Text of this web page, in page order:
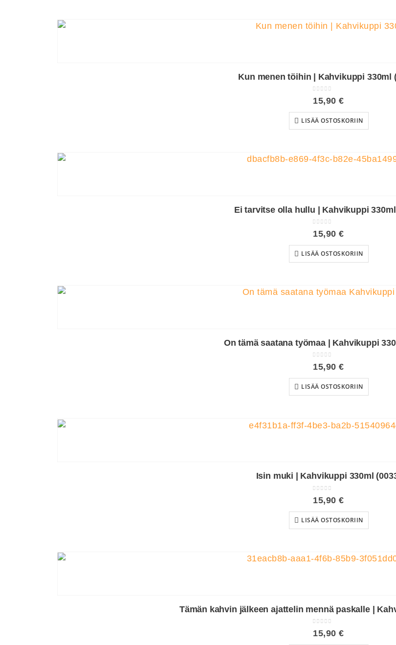
Kun menen töihin | Kahvikuppi 330ml
0out of 5
15,90€
LISÄÄ OSTOSKORIIN
Ei tarvitse olla hullu | Kahvikuppi 330ml
0out of 5
15,90€
LISÄÄ OSTOSKORIIN
On tämä saatana työmaa | Kahvikuppi
0out of 5
15,90€
LISÄÄ OSTOSKORIIN
Isin muki | Kahvikuppi 330ml
15,90€
LISÄÄ OSTOSKORIIN
Tämän kahvin jälkeen ajattelin mennä paskalle |
15,90€